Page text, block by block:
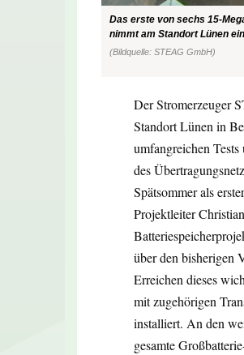
Das erste von sechs 15-
nimmt am Standort Lünen
(Bildquelle: STEAG GmbH)
Der Stromerzeuger
Standort Lünen in
umfangreichen
des
Spätsommer als
Projektleiter
über den bisherigen
Erreichen dieses
mit zugehörigen
installiert. An den
gesamte